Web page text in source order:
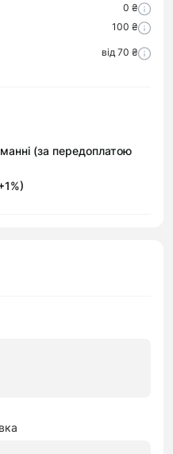
0 ₴
100 ₴
від 70 ₴
(за передоплатою